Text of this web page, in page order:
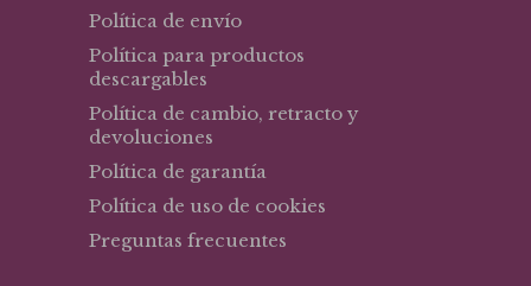
Política de envío
Política para productos
descargables
Política de cambio, retracto y
devoluciones
Política de garantía
Política de uso de cookies
Preguntas frecuentes